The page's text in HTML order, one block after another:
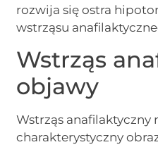
rozwija się ostra
wstrząsu
Wstrząs
objawy
Wstrząs anafilaktyczny
charakterystyczny